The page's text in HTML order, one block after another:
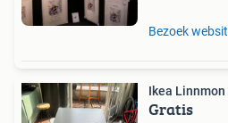
Bezoek
Ikea Linnmon
Gratis